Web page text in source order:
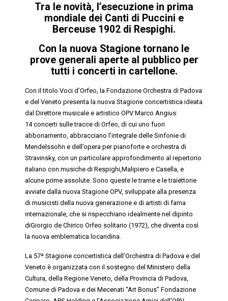
Tra le novità, l’esecuzione in prima
mondiale dei Canti di Puccini e
Berceuse 1902 di Respighi.
Con la nuova Stagione tornano le
prove generali aperte al pubblicoper
tutti i concerti in cartellone.
Con il titoloVoci d’Orfeo , laFondazione Orchestra di Padova
e del Veneto presenta la nuova Stagione concertistica ideata
dalDirettore musicale e artistico OPV Marco Angius:
14concerti sulletracce di Orfeo, di cui uno fuori
abbonamento, abbracciano l’integrale delle Sinfonie di
Mendelssohn e dell’opera per pianoforte e orchestra di
Stravinsky, con un particolare approfondimento al repertorio
italiano con musiche di Respighi,Malipiero e Casella, e
alcune prime assolute. Sono queste le trame e le traiettorie
avviate dalla nuova Stagione OPV, sviluppate alla presenza
di musicisti della nuova generazione e di artisti di fama
internazionale, che si rispecchiano idealmente nel dipinto
diGiorgio de ChiricoOrfeo solitario (1972), che diventa così
la nuova emblematica locandina.
La 57ª Stagione concertistica dell’Orchestra di Padova e del
Veneto è organizzata con il sostegno del Ministero della
Cultura, della Regione Veneto, della Provincia di Padova,
Comune di Padova e dei Mecenati “Art Bonus” Fondazione